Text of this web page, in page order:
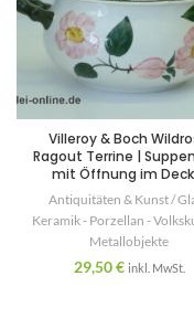
Villeroy & Boch
Ragout Terrine |
mit Öffnung im
Antiquitäten & Kunst /
Keramik - Porzellan -
Metallobjekte
29,50€ inkl. MwSt.